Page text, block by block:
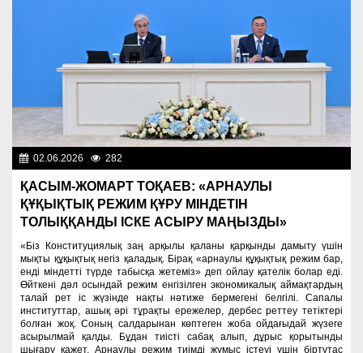
02.06.2026 282
ҚАСЫМ-ЖОМАРТ ТОҚАЕВ: «АРНАУЛЫ
ҚҰҚЫҚТЫҚ РЕЖИМ ҚҰРУ МІНДЕТІН
ТОЛЫҚҚАНДЫ ІСКЕ АСЫРУ МАҢЫЗДЫ»
«Біз Конституциялық заң арқылы қаланы қарқынды дамыту үшін
мықты құқықтық негіз қаладық. Бірақ «арнаулы құқықтық режим бар,
енді міндетті түрде табысқа жетеміз» деп ойлау қателік болар еді.
Өйткені дәл осындай режим енгізілген экономикалық аймақтардың
талай рет іс жүзінде нақты нәтиже бермегені белгілі. Сапалы
институттар, ашық әрі тұрақты ережелер, дербес реттеу тетіктері
болған жоқ. Соның салдарынан көптеген жоба ойдағыдай жүзеге
асырылмай қалды. Бұдан тиісті сабақ алып, дұрыс қорытынды
шығару қажет. Арнаулы режим тиімді жұмыс істеуі үшін біртұтас